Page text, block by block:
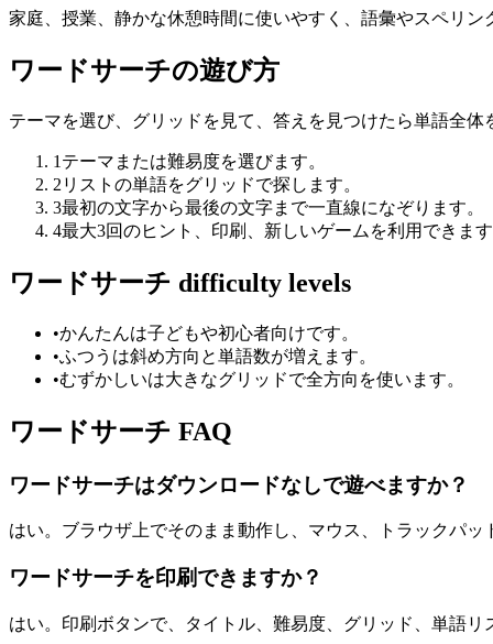
家庭、授業、静かな休憩時間に使いやすく、語彙やスペリン
ワードサーチの遊び方
テーマを選び、グリッドを見て、答えを見つけたら単語全体
1 テーマまたは難易度を選びます。
2 リストの単語をグリッドで探します。
3最初の文字から最後の文字まで一直線になぞります。
4最大3回のヒント、印刷、新しいゲームを利用できま
ワードサーチ difficulty levels
•かんたんは子どもや初心者向けです。
•ふつうは斜め方向と単語数が増えます。
•むずかしいは大きなグリッドで全方向を使います。
ワードサーチ FAQ
ワードサーチはダウンロードなしで遊べますか？
はい。ブラウザ上でそのまま動作し、マウス、トラックパ
ワードサーチを印刷できますか？
はい。印刷ボタンで、タイトル、難易度、グリッド、単語リ